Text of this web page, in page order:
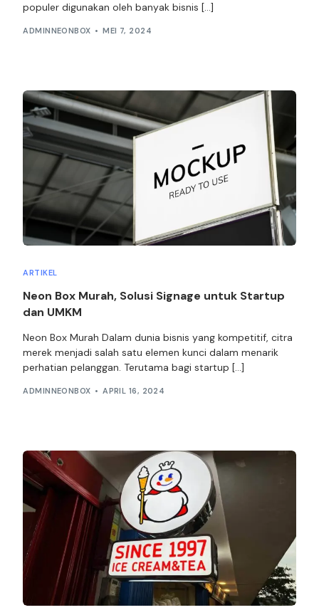
populer digunakan oleh banyak bisnis […]
ADMINNEONBOX MEI 7, 2024
ARTIKEL
Neon Box Murah, Solusi Signage untuk Startup
dan UMKM
Neon Box Murah Dalam dunia bisnis yang kompetitif, citra
merek menjadi salah satu elemen kunci dalam menarik
perhatian pelanggan. Terutama bagi startup […]
ADMINNEONBOX APRIL 16, 2024